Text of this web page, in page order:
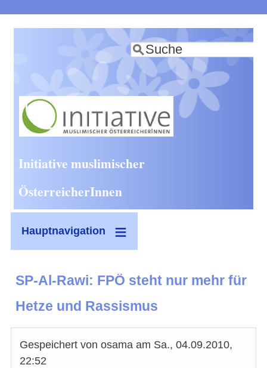
zum
Inhalt
Suche
Initiative muslimischer
ÖsterreicherInnen
Hauptnavigation
SP-Al-Rawi: FPÖ steht nur mehr für
Hetze und Rassismus
Gespeichert von osama am Sa., 04.09.2010,
22:52